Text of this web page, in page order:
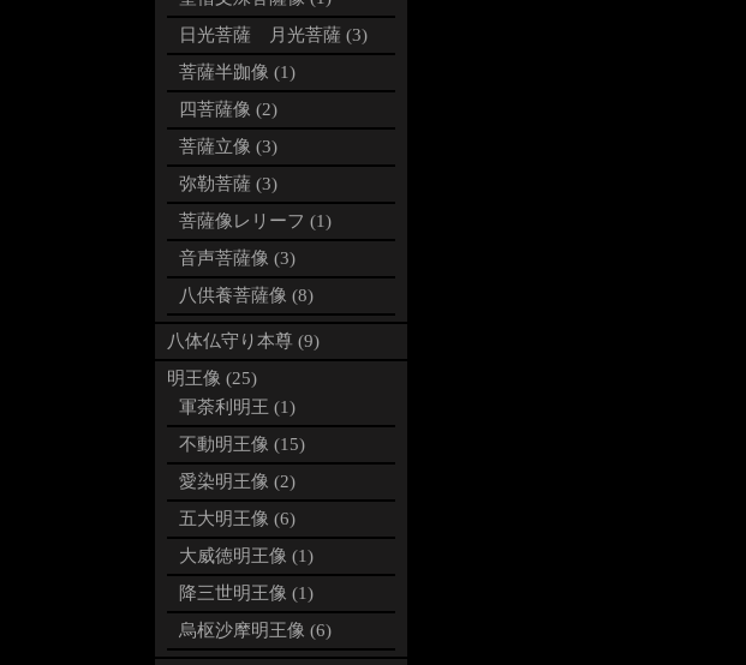
日光菩薩 月光菩薩 (3)
菩薩半跏像 (1)
四菩薩像 (2)
菩薩立像 (3)
弥勒菩薩 (3)
菩薩像レリーフ (1)
音声菩薩像 (3)
八供養菩薩像 (8)
八体仏守り本尊 (9)
明王像 (25)
軍荼利明王 (1)
不動明王像 (15)
愛染明王像 (2)
五大明王像 (6)
大威徳明王像 (1)
降三世明王像 (1)
烏枢沙摩明王像 (6)